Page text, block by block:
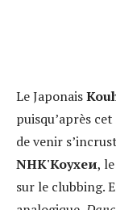
Le Japonais
puisqu’après
de venir
NHK'Koyxeи,
sur le clubbing.